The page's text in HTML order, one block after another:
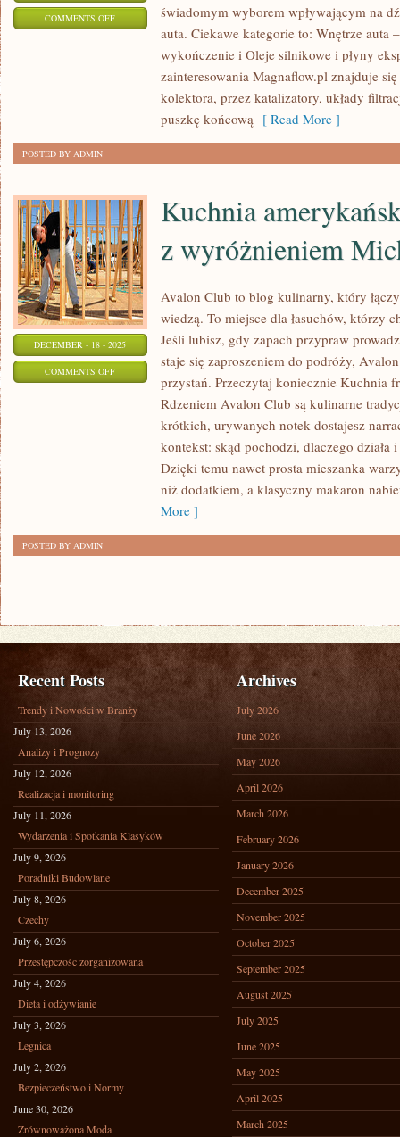
COMMENTS OFFON
AKUMULATORY
ŁADOWANIA
świadomym wyborem wpływającym na
auta. Ciekawe kategorie to: Wnętrze auta
wykończenie i Oleje silnikowe i płyny
zainteresowania Magnaflow.pl znajduje
kolektora, przez katalizatory, układy
puszkę końcową [ Read More ]
POSTED BY ADMIN
DECEMBER - 18 - 2025
COMMENTS OFFON
WYRÓŻNIENIEM
Kuchnia
z wyróżnieniem
Avalon Club to blog kulinarny, który
wiedzą. To miejsce dla łasuchów, którzy
Jeśli lubisz, gdy zapach przypraw
staje się zaproszeniem do podróży,
przystań. Przeczytaj koniecznie Kuchnia
Rdzeniem Avalon Club są kulinarne
krótkich, urywanych notek dostajesz
kontekst: skąd pochodzi, dlaczego działa
Dzięki temu nawet prosta mieszanka
niż dodatkiem, a klasyczny makaron
More ]
POSTED BY ADMIN
Recent Posts
Trendy i Nowości w Branży
July 13, 2026
Analizy i Prognozy
July 12, 2026
Realizacja i monitoring
July 11, 2026
Wydarzenia i Spotkania Klasyków
July 9, 2026
Poradniki Budowlane
July 8, 2026
Czechy
July 6, 2026
Przestępczośc zorganizowana
July 4, 2026
Dieta i odżywianie
July 3, 2026
Legnica
July 2, 2026
Bezpieczeństwo i Normy
June 30, 2026
Zrównoważona Moda
Archives
July 2026
June 2026
May 2026
April 2026
March 2026
February 2026
January 2026
December 2025
November 2025
October 2025
September 2025
August 2025
July 2025
June 2025
May 2025
April 2025
March 2025